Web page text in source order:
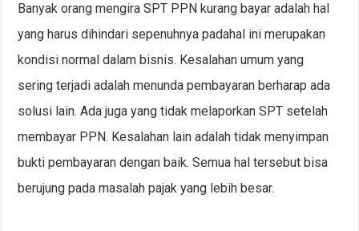
Banyak orang mengira SPT PPN kurang bayar adalah hal
yang harus dihindari sepenuhnya padahal ini merupakan
kondisi normal dalam bisnis. Kesalahan umum yang
sering terjadi adalah menunda pembayaran berharap ada
solusi lain. Ada juga yang tidak melaporkan SPT setelah
membayar PPN. Kesalahan lain adalah tidak menyimpan
bukti pembayaran dengan baik. Semua hal tersebut bisa
berujung pada masalah pajak yang lebih besar.